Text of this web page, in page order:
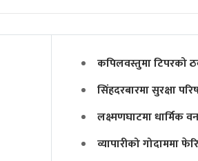
कपिलवस्तुमा टिपरको
सिंहदरबारमा सुरक्षा
लक्ष्मणघाटमा धार्मिक
व्यापारीको गोदाममा